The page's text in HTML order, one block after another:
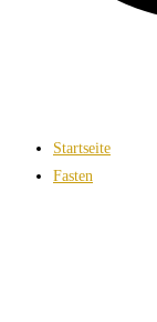
Startseite
Fasten